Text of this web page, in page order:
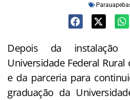
Depois da
Universidade Federal
e da parceria para
graduação da